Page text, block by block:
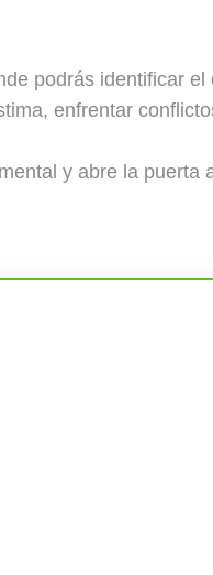
podrás identificar
enfrentar
y abre la puerta